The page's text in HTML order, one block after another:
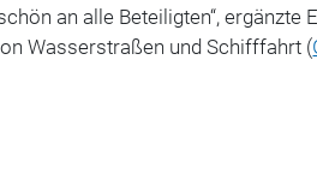
an alle Beteiligten“, ergänzte
Wasserstraßen und Schifffahrt (